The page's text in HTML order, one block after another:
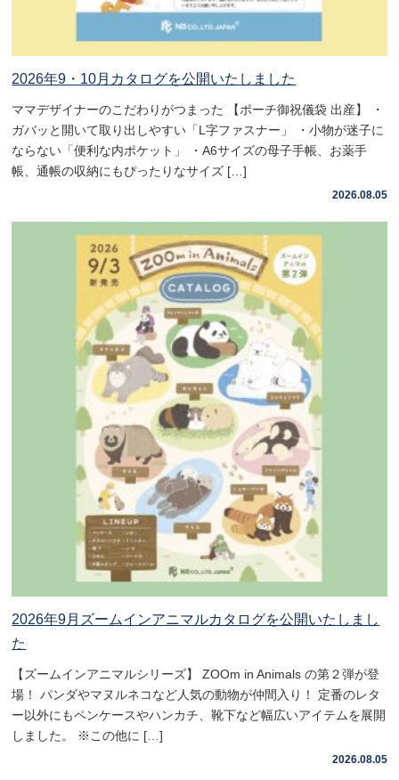
2026年9・10月カタログを公開いたしました
ママデザイナーのこだわりがつまった 【ポーチ御祝儀袋 出産】 ・
ガバッと開いて取り出しやすい「L字ファスナー」 ・小物が迷子に
ならない「便利な内ポケット」 ・A6サイズの母子手帳、お薬手
帳、通帳の収納にもぴったりなサイズ […]
2026.08.05
2026年9月ズームインアニマルカタログを公開いたしまし
た
【ズームインアニマルシリーズ】 ZOOm in Animals の第２弾が登
場！ パンダやマヌルネコなど人気の動物が仲間入り！ 定番のレタ
ー以外にもペンケースやハンカチ、靴下など幅広いアイテムを展開
しました。 ※この他に […]
2026.08.05